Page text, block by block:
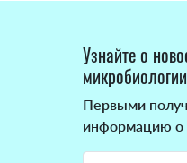
Узнайте о
микробиологии
Первыми
информацию о